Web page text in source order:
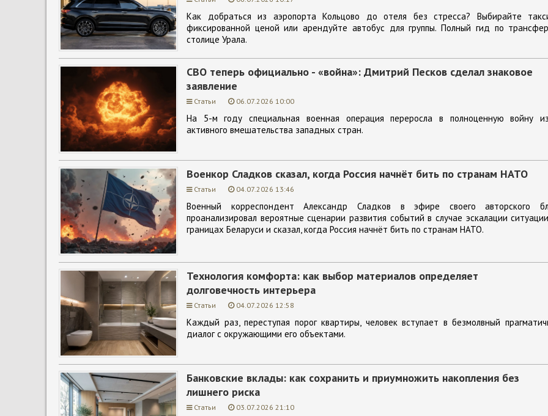
Как добраться из аэропорта Кольцово до отеля без стресса? Выбирайте
фиксированной ценой или арендуйте автобус для группы. Полный гид по
столице Урала.
СВО теперь официально - «война»: Дмитрий Песков сделал знаковое
заявление
Статьи 06.07.2026 10:00
На 5-м году специальная военная операция переросла в полноценную войну
активного вмешательства западных стран.
Военкор Сладков сказал, когда Россия начнёт бить по странам НАТО
Статьи 04.07.2026 13:46
Военный корреспондент Александр Сладков в эфире своего авторского
проанализировал вероятные сценарии развития событий в случае эскалации
границах Беларуси и сказал, когда Россия начнёт бить по странам НАТО.
Технология комфорта: как выбор материалов определяет
долговечность интерьера
Статьи 04.07.2026 12:58
Каждый раз, переступая порог квартиры, человек вступает в безмолвный
диалог с окружающими его объектами.
Банковские вклады: как сохранить и приумножить накопления без
лишнего риска
Статьи 03.07.2026 21:10